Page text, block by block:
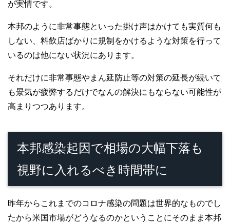
が実情です。
本邦のように非常事態といった掛け声はかけても実質何も
しない、料飲店ばかりに規制をかけるような対策を行って
いるのは他にない状況にあります。
それだけに非常事態やまん延防止等の対策の延長が続いて
も景気が疲弊するだけでなんの解決にもならない可能性が
高まりつつあります。
本邦感染起因で相場の大幅下落も
視野に入れるべき時間帯に
昨年からこれまでのコロナ感染の問題は世界的なものでし
たから米国市場がどうなるのかということにそのまま本邦